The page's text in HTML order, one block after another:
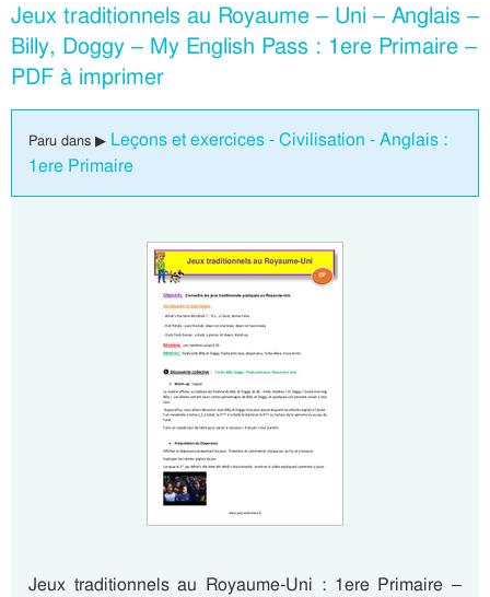
Jeux traditionnels au Royaume – Uni – Anglais –
Billy, Doggy – My English Pass : 1ere Primaire –
PDF à imprimer
Paru dans ▶ Leçons et exercices - Civilisation - Anglais :
1ere Primaire
Jeux traditionnels au Royaume-Uni : 1ere Primaire –